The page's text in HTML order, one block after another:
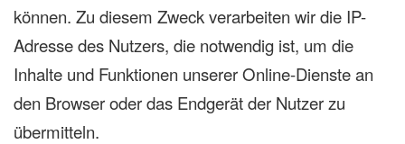
können. Zu diesem Zweck verarbeiten wir die IP-
Adresse des Nutzers, die notwendig ist, um die
Inhalte und Funktionen unserer Online-Dienste an
den Browser oder das Endgerät der Nutzer zu
übermitteln.